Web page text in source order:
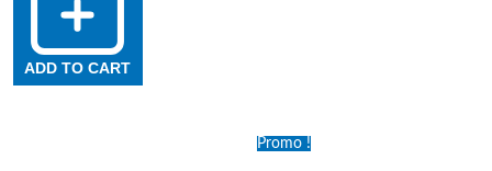
ADD TO CART
Promo !